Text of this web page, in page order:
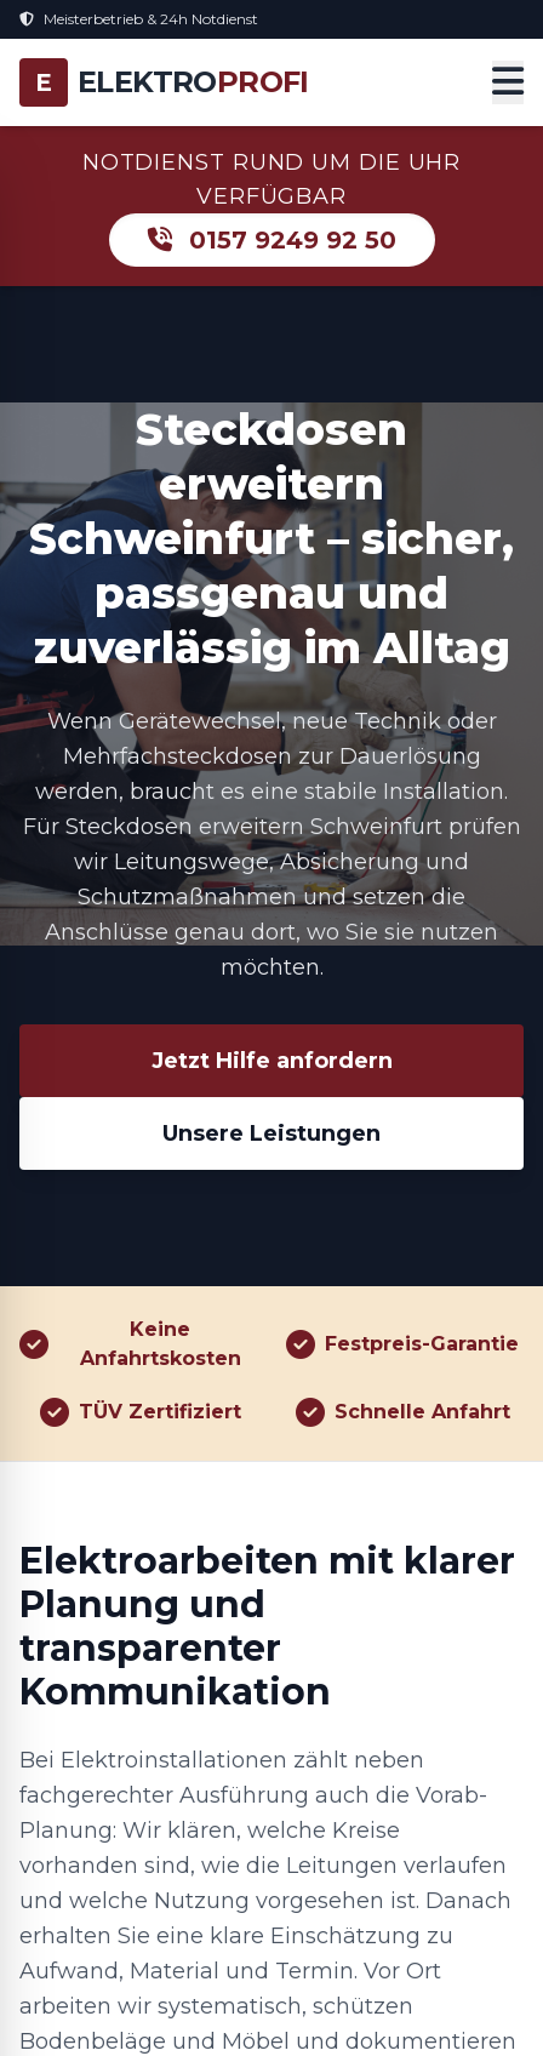
Meisterbetrieb & 24h Notdienst
E ELEKTROPROFI
NOTDIENST RUND UM DIE UHR
VERFÜGBAR
0157 9249 92 50
Steckdosen
erweitern
Schweinfurt – sicher,
passgenau und
zuverlässig im Alltag
Wenn Gerätewechsel, neue Technik oder
Mehrfachsteckdosen zur Dauerlösung
werden, braucht es eine stabile Installation.
Für Steckdosen erweitern Schweinfurt prüfen
wir Leitungswege, Absicherung und
Schutzmaßnahmen und setzen die
Anschlüsse genau dort, wo Sie sie nutzen
möchten.
Jetzt Hilfe anfordern
Unsere Leistungen
Keine
Anfahrtskosten
Festpreis-Garantie
TÜV Zertifiziert Schnelle Anfahrt
Elektroarbeiten mit klarer
Planung und
transparenter
Kommunikation
Bei Elektroinstallationen zählt neben
fachgerechter Ausführung auch die Vorab-
Planung: Wir klären, welche Kreise
vorhanden sind, wie die Leitungen verlaufen
und welche Nutzung vorgesehen ist. Danach
erhalten Sie eine klare Einschätzung zu
Aufwand, Material und Termin. Vor Ort
arbeiten wir systematisch, schützen
Bodenbeläge und Möbel und dokumentieren